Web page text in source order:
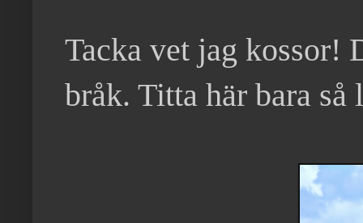
Tacka vet jag kossor!
bråk. Titta här bara